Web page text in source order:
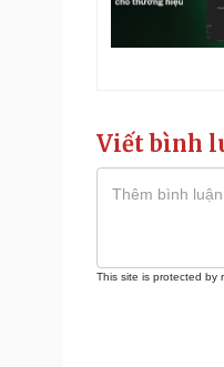
Viết bình
This site is protected by